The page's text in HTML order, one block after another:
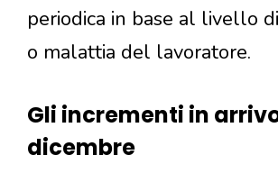
periodica in base al livello
o malattia del lavoratore.
Gli incrementi in
dicembre